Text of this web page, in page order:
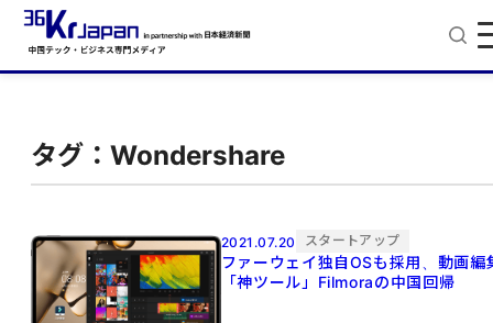
タグ：Wondershare
2021.07.20 スタートアップ
ファーウェイ独自OSも採用、動画編
「神ツール」Filmoraの中国回帰